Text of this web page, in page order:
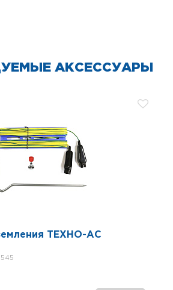
АКСЕССУАРЫ
ТЕХНО-АС